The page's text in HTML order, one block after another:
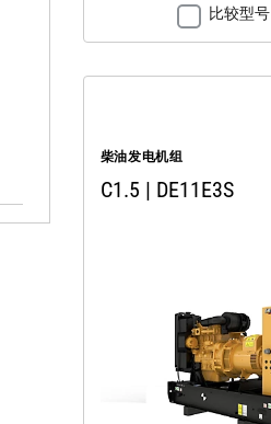
比较型号
柴油发电机组
C1.5 | DE11E3S